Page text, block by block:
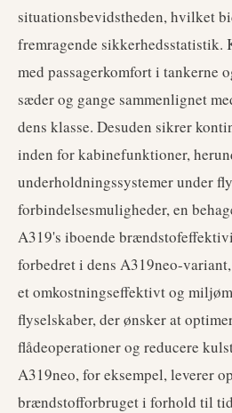
situationsbevidstheden, hvilket
fremragende sikkerhedsstatistik.
med passagerkomfort i tankerne
sæder og gange sammenlignet
dens klasse. Desuden sikrer
inden for kabinefunktioner,
underholdningssystemer under
forbindelsesmuligheder, en
A319's iboende
forbedret i dens A319neo-
et omkostningseffektivt og
flyselskaber, der ønsker at
flådeoperationer og reducere
A319neo, for eksempel, leverer
brændstofforbruget i forhold til